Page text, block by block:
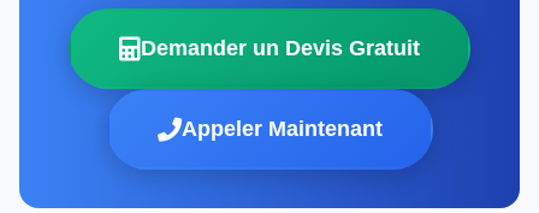
Demander un Devis Gratuit
Appeler Maintenant